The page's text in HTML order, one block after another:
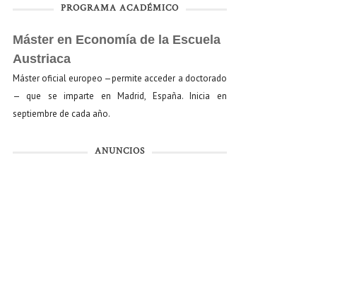
PROGRAMA ACADÉMICO
Máster en Economía de la Escuela
Austriaca
Máster oficial europeo —permite acceder a doctorado
— que se imparte en Madrid, España. Inicia en
septiembre de cada año.
ANUNCIOS